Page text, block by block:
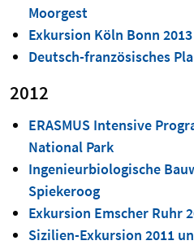
Moorgest
Exkursion Köln Bonn 2013
Deutsch-französisches
2012
ERASMUS Intensive
National Park
Ingenieurbiologische
Spiekeroog
Exkursion Emscher Ruhr
Sizilien-Exkursion 2011